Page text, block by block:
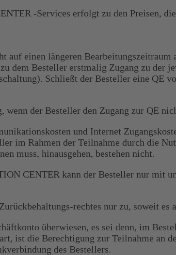
-Services erfolgt zu den Preisen,
auf einen längeren
dem Besteller erstmalig Zugang zu der
Schließt der Besteller eine QE
wenn der Besteller den Zugang zur QE
und Internet
im Rahmen der Teilnahme durch die
muss, hinausgehen, bestehen nicht.
CENTER kann der Besteller nur mit
rechtes nur zu, soweit es
überwiesen, es sei denn, im
ist die Berechtigung zur Teilnahme an
des Bestellers.